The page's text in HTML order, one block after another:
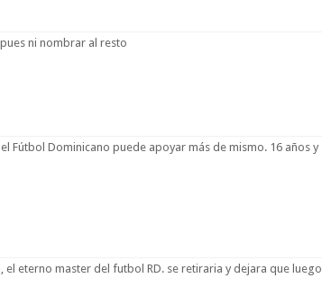
ni nombrar al resto
Fútbol Dominicano puede apoyar más de mismo. 16 años y
el eterno master del futbol RD. se retiraria y dejara que luego